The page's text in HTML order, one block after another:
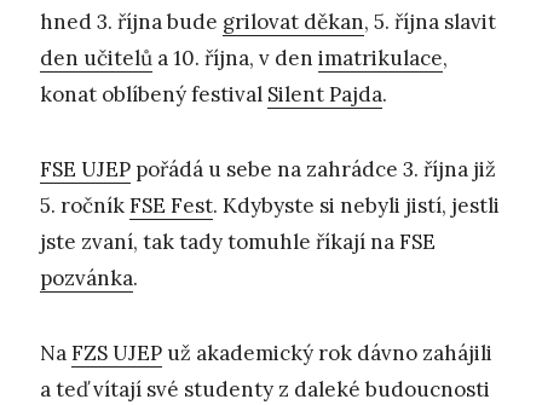
hned 3. října bude grilovat děkan, 5. října slavit
den učitelů a 10. října, v den imatrikulace,
konat oblíbený festival Silent Pajda.
FSE UJEP pořádá u sebe na zahrádce 3. října již
5. ročníkFSE Fest. Kdybyste si nebyli jistí, jestli
jste zvaní, tak tady tomuhle říkají na FSE
pozvánka.
NaFZS UJEP už akademický rok dávno zahájili
a teď vítají své studenty z daleké budoucnosti